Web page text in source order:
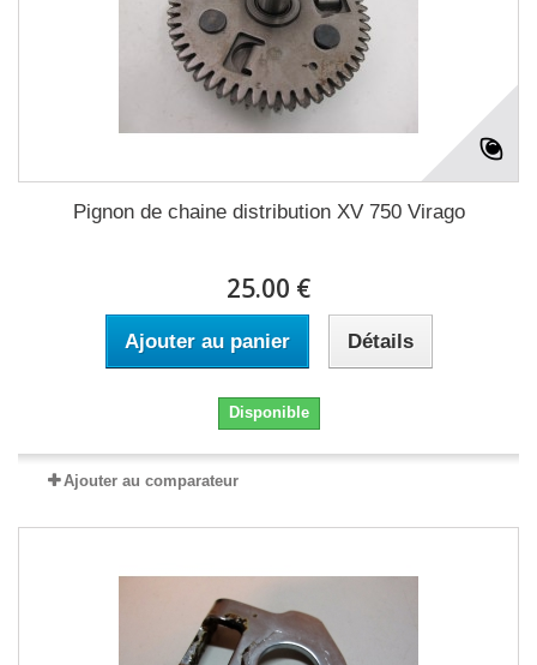
Pignon de chaine distribution XV 750 Virago
25.00 €
Ajouter au panier Détails
Disponible
Ajouter au comparateur